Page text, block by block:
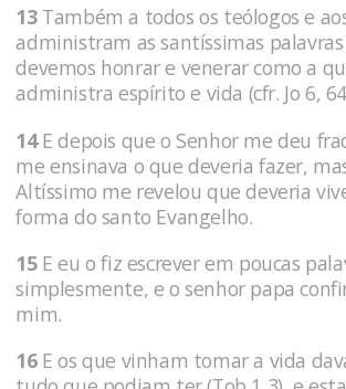
13Também a todos os teólogos e
administram as santíssimas
devemos honrar e venerar como a
administra espírito e vida (cfr. Jo 6,
14E depois que o Senhor me deu
me ensinava o que deveria fazer,
Altíssimo me revelou que deveria
forma do santo Evangelho.
15E eu o fiz escrever em poucas
simplesmente, e o senhor papa
mim.
16E os que vinham tomar a vida